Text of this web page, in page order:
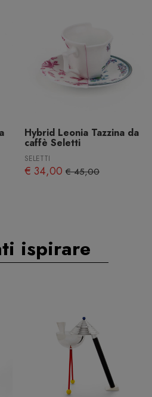
Hybrid Leonia Tazzina da
caffè Seletti
SELETTI
€ 34,00 € 45,00
ispirare